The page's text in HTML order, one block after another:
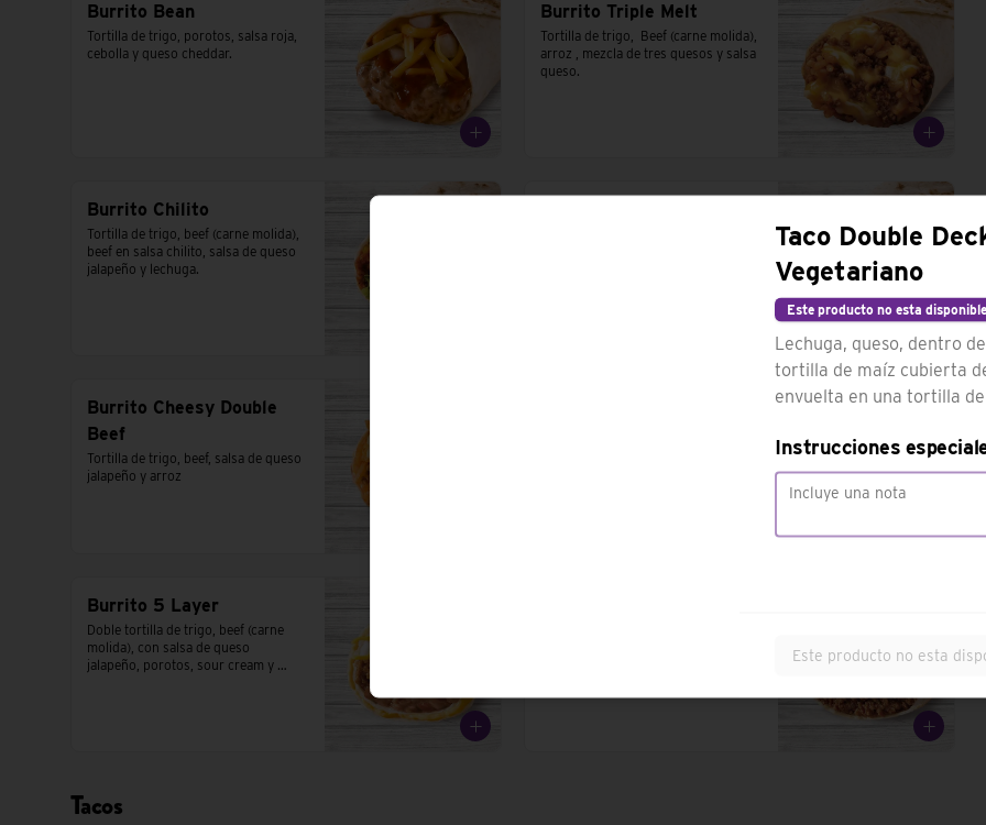
Burrito Bean
Tortilla de trigo, porotos, salsa roja,
cebolla y queso cheddar.
Burrito Triple Melt
Tortilla de trigo,  Beef (carne molida),
arroz , mezcla de tres quesos y salsa
queso.
Burrito Chilito
Tortilla de trigo, beef (carne molida),
beef en salsa chilito, salsa de queso
jalapeño y lechuga.
Burrito Cheesy Double
Beef
Tortilla de trigo, beef, salsa de queso
jalapeño y arroz
Burrito 5 Layer
Doble tortilla de trigo, beef (carne
molida), con salsa de queso
jalapeño, porotos, sour cream y
Tacos
Taco Double
Vegetariano
Este producto no esta disponible
Lechuga, queso, dentro
tortilla de maíz cubierta
envuelta en una tortilla
Instrucciones
Este producto no esta